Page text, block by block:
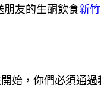
朋友的生酮飲食新
始，你們必須通過